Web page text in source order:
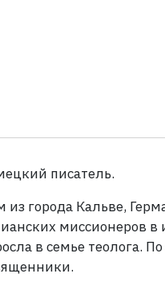
писатель.
из города Кальве,
миссионеров
в семье теолога. По